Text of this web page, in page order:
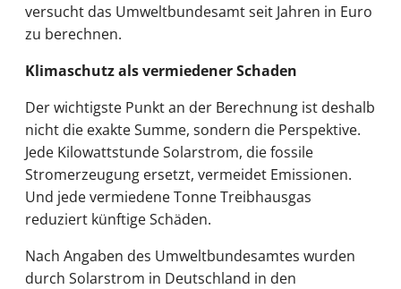
versucht das Umweltbundesamt seit Jahren in Euro
zu berechnen.
Klimaschutz als vermiedener Schaden
Der wichtigste Punkt an der Berechnung ist deshalb
nicht die exakte Summe, sondern die Perspektive.
Jede Kilowattstunde Solarstrom, die fossile
Stromerzeugung ersetzt, vermeidet Emissionen.
Und jede vermiedene Tonne Treibhausgas
reduziert künftige Schäden.
Nach Angaben des Umweltbundesamtes wurden
durch Solarstrom in Deutschland in den